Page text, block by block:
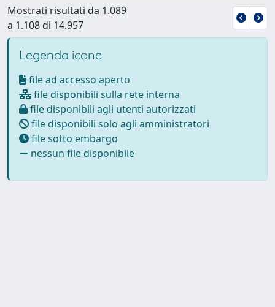
Mostrati risultati da 1.089
a 1.108 di 14.957
Legenda icone
file ad accesso aperto
file disponibili sulla rete interna
file disponibili agli utenti autorizzati
file disponibili solo agli amministratori
file sotto embargo
nessun file disponibile